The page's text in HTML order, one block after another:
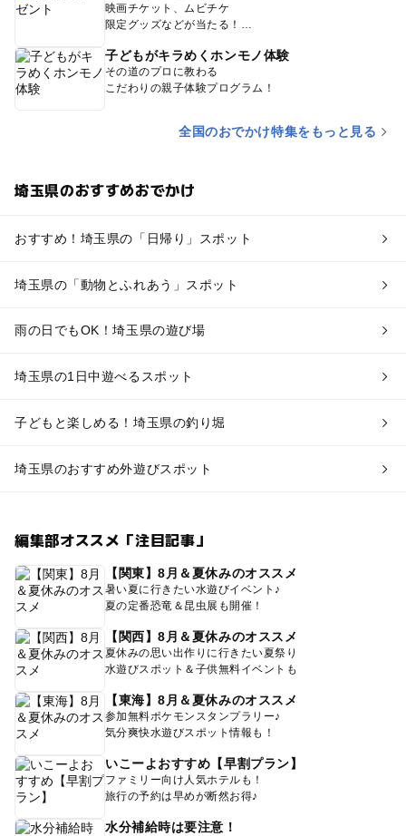
映画チケット、ムビチケ
限定グッズなどが当たる！
子どもがキラめくホンモノ体験
その道のプロに教わる
こだわりの親子体験プログラム！
全国のおでかけ特集をもっと見る
埼玉県のおすすめおでかけ
おすすめ！埼玉県の「日帰り」スポット
埼玉県の「動物とふれあう」スポット
雨の日でもOK！埼玉県の遊び場
埼玉県の1日中遊べるスポット
子どもと楽しめる！埼玉県の釣り堀
埼玉県のおすすめ外遊びスポット
編集部オススメ「注目記事」
【関東】8月＆夏休みのオススメ
暑い夏に行きたい水遊びイベント♪
夏の定番恐竜＆昆虫展も開催！
【関西】8月＆夏休みのオススメ
夏休みの思い出作りに行きたい夏祭り
水遊びスポット＆子供無料イベントも
【東海】8月＆夏休みのオススメ
参加無料ポケモンスタンプラリー♪
気分爽快水遊びスポット情報も！
いこーよおすすめ【早割プラン】
ファミリー向け人気ホテルも！
旅行の予約は早めが断然お得♪
水分補給時は要注意！